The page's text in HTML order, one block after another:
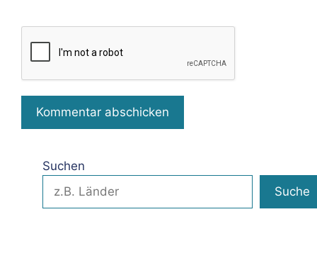
Suchen
Suche